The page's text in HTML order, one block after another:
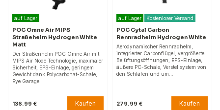
auf Lager
POC Omne Air MIPS
Straßehelm Hydrogen White
Matt
Der Straßenhelm POC Omne Air mit
MIPS Air Node Technologie, maximaler
Sicherheit, EPS-Einlage, geringem
Gewicht dank Polycarbonat-Schale,
Eye Garage.
136.99 € Kaufen
auf Lager Kostenloser Versand
POC Cytal Carbon
Rennradhelm Hydrogen White
Aerodynamischer Rennradhelm,
integrierter Carbonflügel, vergrößerte
Belüftungsöffnungen, EPS-Einlage,
äußere PC-Schale, Verstellsystem von
den Schläfen und um…
279.99 € Kaufen